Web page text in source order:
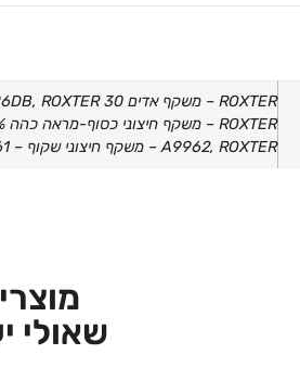
A9962, ROXTER – משקף חיצוני שקוף – A9961
שאולי